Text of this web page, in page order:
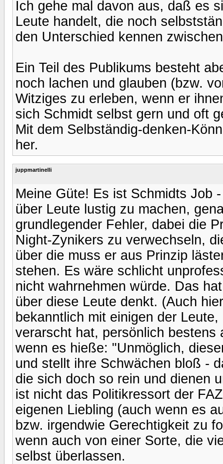
Ich gehe mal davon aus, daß es
Leute handelt, die noch
den Unterschied kennen
Ein Teil des Publikums besteht
noch lachen und glauben (bzw.
Witziges zu erleben, wenn er
sich Schmidt selbst gern und oft
Mit dem Selbständig-denken-
her.
juppmartinelli
Meine Güte! Es ist Schmidts Job
über Leute lustig zu machen,
grundlegender Fehler, dabei die
Night-Zynikers zu verwechseln,
über die muss er aus Prinzip
stehen. Es wäre schlicht
nicht wahrnehmen würde. Das
über diese Leute denkt. (Auch
bekanntlich mit einigen der
verarscht hat, persönlich bestens
wenn es hieße: "Unmöglich,
und stellt ihre Schwächen bloß -
die sich doch so rein und dienen
ist nicht das Politikressort der
eigenen Liebling (auch wenn es
bzw. irgendwie Gerechtigkeit zu
wenn auch von einer Sorte, die
selbst überlassen.